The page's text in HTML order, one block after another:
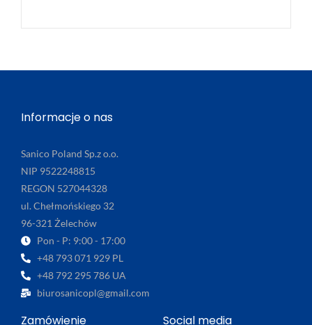
Informacje o nas
Sanico Poland Sp.z o.o.
NIP 9522248815
REGON 527044328
ul. Chełmońskiego 32
96-321 Żelechów
Pon - P: 9:00 - 17:00
+48 793 071 929 PL
+48 792 295 786 UA
biurosanicopl@gmail.com
Zamówienie Social media